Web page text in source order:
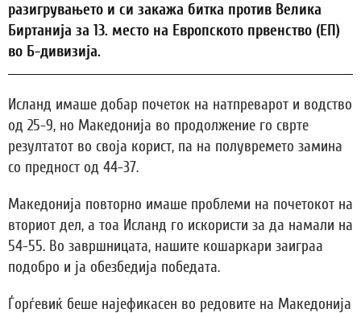
разигрувањето и си закажа битка против Велика
Биртанија за 13. место на Европското првенство (ЕП)
во Б-дивизија.
Исланд имаше добар почеток на натпреварот и водство
од 25-9, но Македонија во продолжение го сврте
резултатот во своја корист, па на полувремето замина
со предност од 44-37.
Македонија повторно имаше проблеми на почетокот на
вториот дел, а тоа Исланд го искористи за да намали на
54-55. Во завршницата, нашите кошаркари заиграа
подобро и ја обезбедија победата.
Ѓорѓевиќ беше најефикасен во редовите на Македонија